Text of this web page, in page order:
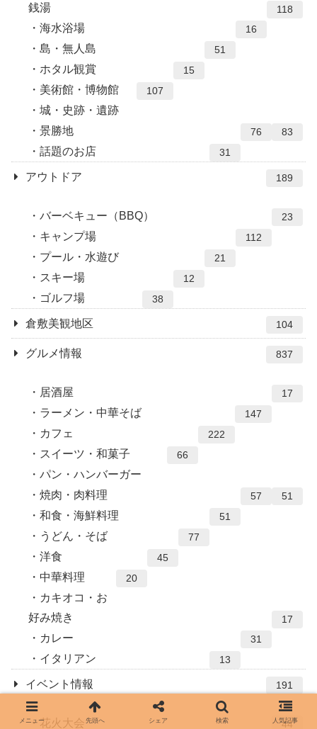
銭湯
118
海水浴場 16
島・無人島 51
ホタル観賞 15
美術館・博物館 107
城・史跡・遺跡
83
景勝地 76
話題のお店 31
アウトドア 189
バーベキュー（BBQ） 23
キャンプ場 112
プール・水遊び 21
スキー場 12
ゴルフ場 38
倉敷美観地区 104
グルメ情報 837
居酒屋 17
ラーメン・中華そば 147
カフェ 222
スイーツ・和菓子 66
パン・ハンバーガー
51
焼肉・肉料理 57
和食・海鮮料理 51
うどん・そば 77
洋食 45
中華料理 20
カキオコ・お
好み焼き
17
カレー 31
イタリアン 13
イベント情報 191
花火大会 44
メニュー 先頭へ シェア 検索 人気記事